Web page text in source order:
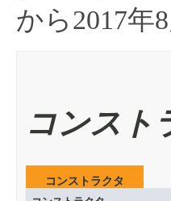
から2017年
コンスト
コンストラクタ